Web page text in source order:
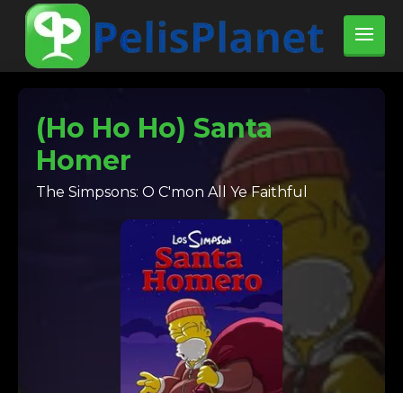
(Ho Ho Ho) Santa
Homer
The Simpsons: O C'mon All Ye Faithful